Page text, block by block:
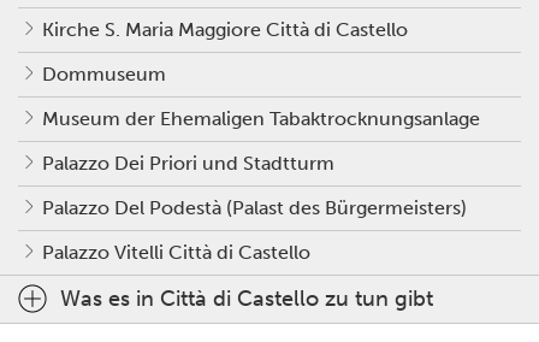
Kirche S. Maria Maggiore Città di Castello
Dommuseum
Museum der Ehemaligen Tabaktrocknungsanlage
Palazzo Dei Priori und Stadtturm
Palazzo Del Podestà (Palast des Bürgermeisters)
Palazzo Vitelli Città di Castello
Was es in Città di Castello zu tun gibt